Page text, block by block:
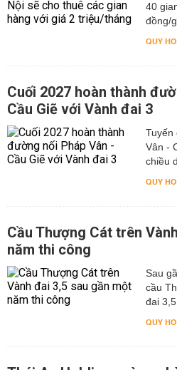
40
đồng/
QUY
Cuối 2027 hoàn thành
Cầu Giẽ với Vành đai 3
Tuyến
Vân -
chiều
QUY
Cầu Thượng Cát trên
năm thi công
Sau
cầu
đai
QUY